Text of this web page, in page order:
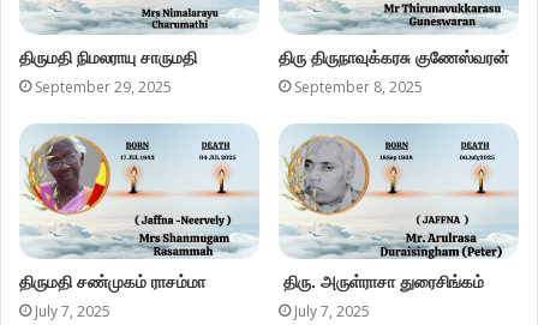
திருமதி நிமலராயு சாருமதி
September 29, 2025
திரு திருநாவுக்கரசு குணேஸ்வரன்
September 8, 2025
திருமதி சண்முகம் ராசம்மா
July 7, 2025
திரு. அருள்ராசா துரைசிங்கம்
July 7, 2025